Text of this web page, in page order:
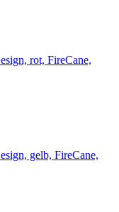
rot, FireCane,
gelb, FireCane,